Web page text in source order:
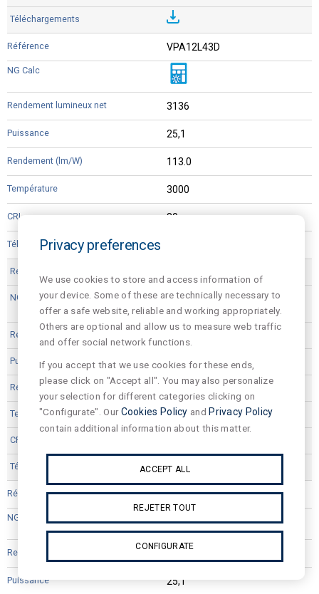
VPA12L43D
3136
25,1
113.0
3000
80
25,1
126.0
4000
VPA12L44D
3311
25,1
Privacy preferences
We use cookies to store and access information of
your device. Some of these are technically necessary to
offer a safe website, reliable and working appropriately.
Others are optional and allow us to measure web traffic
and offer social network functions.
If you accept that we use cookies for these ends,
please click on "Accept all". You may also personalize
your selection for different categories clicking on
"Configurate". OurCookies Policy and Privacy Policy
contain additional information about this matter.
ACCEPT ALL
REJETER TOUT
CONFIGURATE